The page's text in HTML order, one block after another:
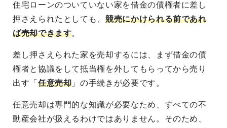
住宅ローンのついていない家を借金の債権者に差し
押さえられたとしても、競売にかけられる前であれ
ば売却できます。
差し押さえられた家を売却するには、まず借金の債
権者と協議をして抵当権を外してもらってから売り
出す「 任意売却 」の手続きが必要です。
任意売却は専門的な知識が必要なため、すべての不
動産会社が扱えるわけではありません。そのため、